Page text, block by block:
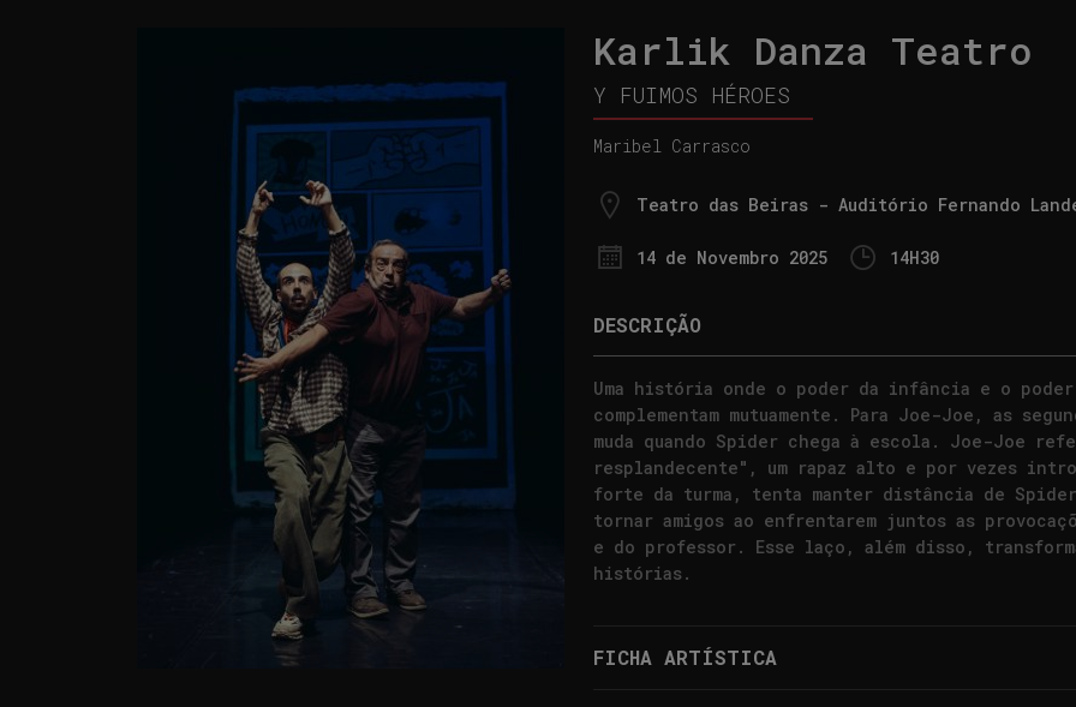
Karlik Danza Teatro
Y FUIMOS HÉROES
Maribel Carrasco
Teatro das Beiras - Auditório Fernando
14 de Novembro 2025 14H30
DESCRIÇÃO
Uma história onde o poder da infância e o poder
complementam mutuamente. Para Joe-Joe, as
muda quando Spider chega à escola. Joe-Joe
resplandecente", um rapaz alto e por vezes
forte da turma, tenta manter distância de
tornar amigos ao enfrentarem juntos as
e do professor. Esse laço, além disso,
histórias.
FICHA ARTÍSTICA